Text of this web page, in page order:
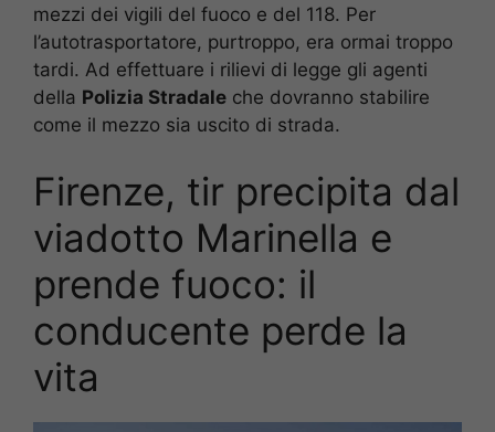
mezzi dei vigili del fuoco e del 118. Per
l’autotrasportatore, purtroppo, era ormai troppo
tardi. Ad effettuare i rilievi di legge gli agenti
della Polizia Stradale che dovranno stabilire
come il mezzo sia uscito di strada.
Firenze, tir precipita dal
viadotto Marinella e
prende fuoco: il
conducente perde la
vita